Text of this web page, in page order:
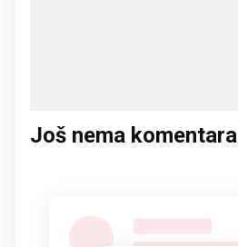
Još nema komentara